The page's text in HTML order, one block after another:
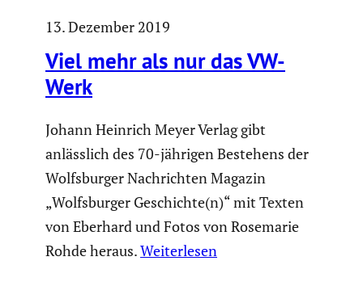
13. Dezember 2019
Viel mehr als nur das VW-
Werk
Johann Heinrich Meyer Verlag gibt
anlässlich des 70-jährigen Bestehens der
Wolfsburger Nachrichten Magazin
„Wolfsburger Geschichte(n)“ mit Texten
von Eberhard und Fotos von Rosemarie
Rohde heraus.Weiterlesen